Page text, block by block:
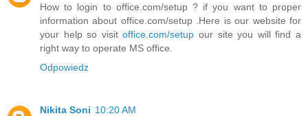
How to login to office.com/setup ? if you want to proper
information about office.com/setup .Here is our website for
your help so visitoffice.com/setup our site you will find a
right way to operate MS office.
Odpowiedz
Nikita Soni 10:20 AM